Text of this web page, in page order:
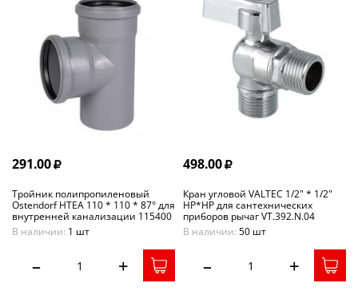
291.00
Тройник полипропиленовый
Ostendorf HTEA 110 * 110 * 87° для
внутренней канализации 115400
В наличии: 1 шт
– +
498.00
Кран угловой VALTEC 1/2" * 1/2"
НР*НР для сантехнических
приборов рычаг VT.392.N.04
В наличии: 50 шт
– +